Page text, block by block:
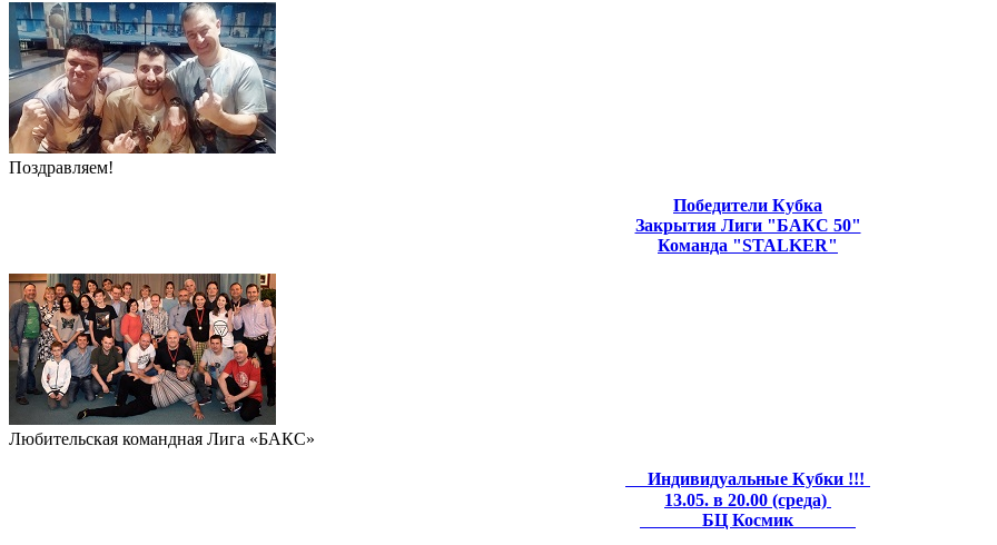
Поздравляем!
Победители Кубка
Закрытия Лиги "БАКС 50"
Команда "STALKER"
Любительская командная Лига «БАКС»
Индивидуальные Кубки !!!
13.05. в 20.00 (среда)
БЦ Космик